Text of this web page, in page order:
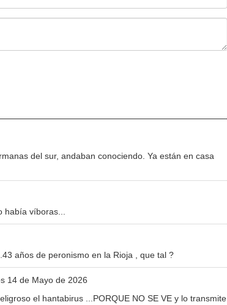
del sur, andaban conociendo. Ya están en casa
había víboras...
años de peronismo en la Rioja , que tal ?
14 de Mayo de 2026
el hantabirus ...PORQUE NO SE VE y lo transmite